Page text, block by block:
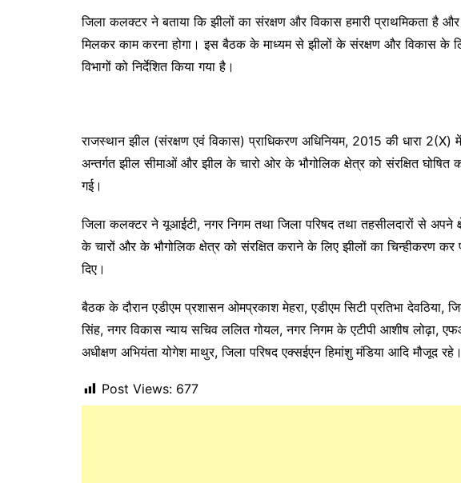
जिला कलक्टर ने बताया कि झीलों का संरक्षण और विकास हमारी प्राथमिकता है
मिलकर काम करना होगा। इस बैठक के माध्यम से झीलों के संरक्षण और विकास के
विभागों को निर्देशित किया गया है।
राजस्थान झील (संरक्षण एवं विकास) प्राधिकरण अधिनियम, 2015 की धारा 2(X)
अन्तर्गत झील सीमाओं और झील के चारो ओर के भौगोलिक क्षेत्र को संरक्षित
गई।
जिला कलक्टर ने यूआईटी, नगर निगम तथा जिला परिषद तथा तहसीलदारों से अपने
के चारों और के भौगोलिक क्षेत्र को संरक्षित कराने के लिए झीलों का चिन्हीकरण कर
दिए।
बैठक के दौरान एडीएम प्रशासन ओमप्रकाश मेहरा, एडीएम सिटी प्रतिभा देवठिया,
सिंह, नगर विकास न्याय सचिव ललित गोयल, नगर निगम के एटीपी आशीष लोढ़ा,
अधीक्षण अभियंता योगेश माथुर, जिला परिषद एक्सईएन हिमांशु मंडिया आदि मौजूद रहे।
Post Views: 677